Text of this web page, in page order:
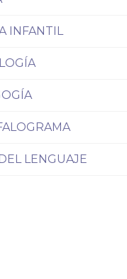
INFANTIL
LENGUAJE